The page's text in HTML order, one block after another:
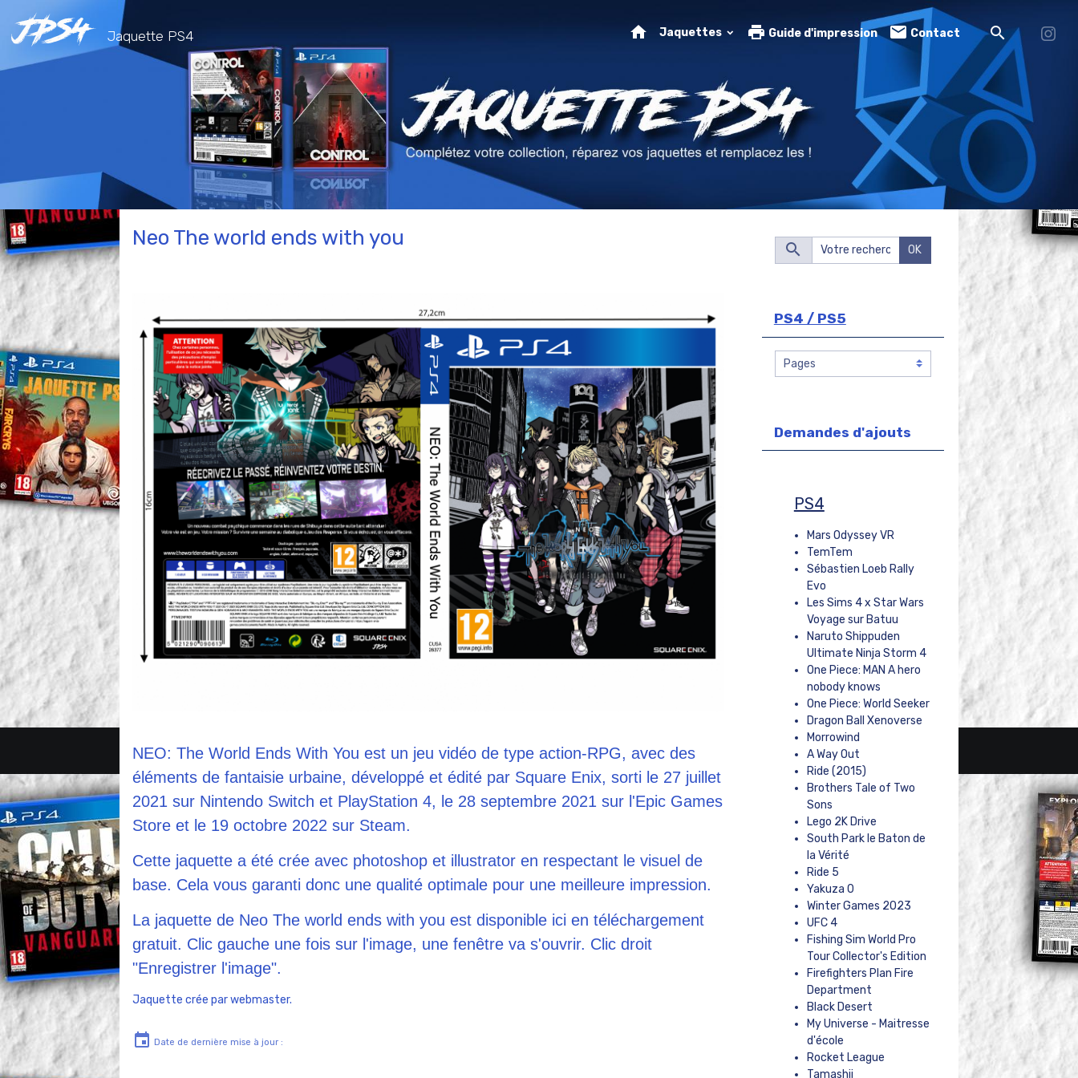
Jaquette PS4 Jaquettes Guide d'impression Contact
Neo The world ends with you
NEO: The World Ends With You est un jeu vidéo de type action-RPG, avec des
éléments de fantaisie urbaine, développé et édité par Square Enix, sorti le 27 juillet
2021 sur Nintendo Switch et PlayStation 4, le 28 septembre 2021 sur l'Epic Games
Store et le 19 octobre 2022 sur Steam.
Cette jaquette a été crée avec photoshop et illustrator en respectant le visuel de
base. Cela vous garanti donc une qualité optimale pour une meilleure impression.
La jaquette de Neo The world ends with you est disponible ici en téléchargement
gratuit. Clic gauche une fois sur l'image, une fenêtre va s'ouvrir. Clic droit
"Enregistrer l'image".
Jaquette crée par webmaster.
Date de dernière mise à jour :
OK
PS4 / PS5
Demandes d'ajouts
PS4
Mars Odyssey VR
TemTem
Sébastien Loeb Rally
Evo
Les Sims 4 x Star Wars
Voyage sur Batuu
Naruto Shippuden
Ultimate Ninja Storm 4
One Piece: MAN A hero
nobody knows
One Piece: World Seeker
Dragon Ball Xenoverse
Morrowind
A Way Out
Ride (2015)
Brothers Tale of Two
Sons
Lego 2K Drive
South Park le Baton de
la Vérité
Ride 5
Yakuza 0
Winter Games 2023
UFC 4
Fishing Sim World Pro
Tour Collector's Edition
Firefighters Plan Fire
Department
Black Desert
My Universe - Maitresse
d'école
Rocket League
Tamashii